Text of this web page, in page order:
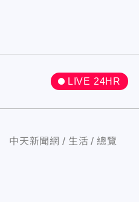
LIVE 24HR
中天新聞網 生活 總覽